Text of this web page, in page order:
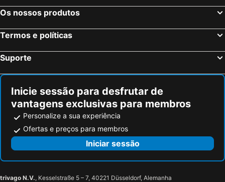
Hotéis em São Miguel
Os nossos produtos
Termos e políticas
Suporte
Inicie sessão para desfrutar de
vantagens exclusivas para membros
Personalize a sua experiência
Ofertas e preços para membros
Iniciar sessão
trivago N.V., Kesselstraße 5 – 7, 40221 Düsseldorf, Alemanha